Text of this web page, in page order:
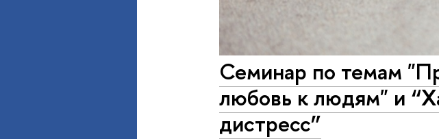
Семинар по темам
любовь к людям" и
дистресс”